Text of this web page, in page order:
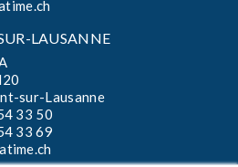
LAUSANNE
sur-Lausanne
33 50
33 69